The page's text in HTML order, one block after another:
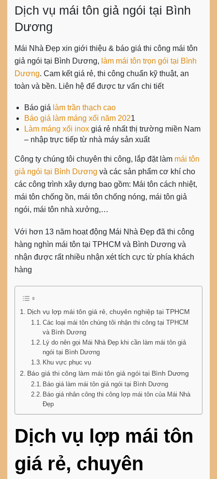
Dịch vụ mái tôn giả ngói tại Bình
Dương
Mái Nhà Đẹp xin giới thiệu & báo giá thi công mái tôn
giả ngói tại Bình Dương, làm mái tôn trọn gói tại Bình
Dương. Cam kết giá rẻ, thi công chuẩn kỹ thuật, an
toàn và bền. Liên hệ để được tư vấn chi tiết
Báo giá làm trần thạch cao
Báo giá làm máng xối năm 2021
Làm máng xối inox giá rẻ nhất thị trường miền Nam
– nhập trực tiếp từ nhà máy sản xuất
Công ty chúng tôi chuyên thi công, lắp đặt làm mái tôn
giả ngói tại Bình Dương và các sản phẩm cơ khí cho
các công trình xây dựng bao gồm: Mái tôn cách nhiệt,
mái tôn chống ồn, mái tôn chống nóng, mái tôn giả
ngói, mái tôn nhà xưởng,…
Với hơn 13 năm hoạt động Mái Nhà Đẹp đã thi công
hàng nghìn mái tôn tại TPHCM và Bình Dương và
nhận được rất nhiều nhận xét tích cực từ phía khách
hàng
Dịch vụ lợp mái tôn giá rẻ, chuyên nghiệp tại TPHCM
Các loại mái tôn chúng tôi nhận thi công tại TPHCM
và Bình Dương
Lý do nên gọi Mái Nhà Đẹp khi cần làm mái tôn giả
ngói tại Bình Dương
Khu vực phục vụ
Báo giá thi công làm mái tôn giả ngói tại Bình Dương
Báo giá làm mái tôn giả ngói tại Bình Dương
Báo giá nhân công thi công lợp mái tôn của Mái Nhà
Đẹp
Dịch vụ lợp mái tôn
giá rẻ, chuyên